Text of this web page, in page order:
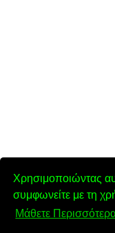
Χρησιμοποιώντας
συμφωνείτε με τη
Μάθετε